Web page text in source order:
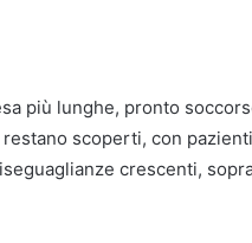
più lunghe, pronto
scoperti, con
crescenti,